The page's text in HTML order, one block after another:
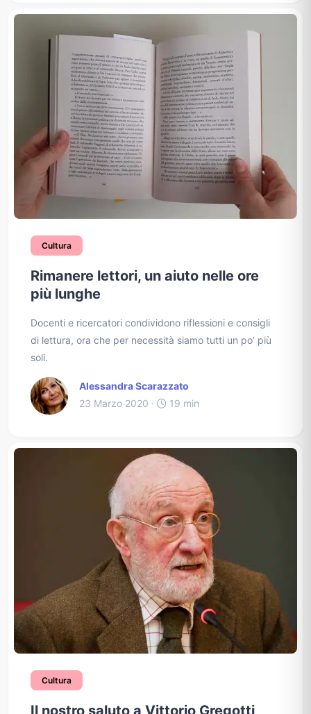
Cultura
Rimanere lettori, un aiuto nelle ore
più lunghe
Docenti e ricercatori condividono riflessioni e consigli
di lettura, ora che per necessità siamo tutti un po’ più
soli.
Alessandra Scarazzato
23 Marzo 2020 ·
19 min
Cultura
Il nostro saluto a Vittorio Gregotti